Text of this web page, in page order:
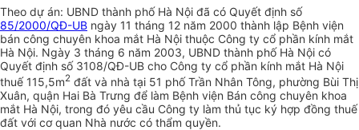
Theo dự án: UBND thành phố Hà Nội đã có Quyết định số
85/2000/QĐ-UB ngày 11 tháng 12 năm 2000 thành lập Bệnh viện
bán công chuyên khoa mắt Hà Nội thuộc Công ty cổ phần kính mắt
Hà Nội. Ngày 3 tháng 6 năm 2003, UBND thành phố Hà Nội có
Quyết định số 3108/QĐ-UB cho Công ty cổ phần kính mắt Hà Nội
thuế 115,5m2 đất và nhà tại 51 phố Trần Nhân Tông, phường Bùi Thị
Xuân, quận Hai Bà Trưng để làm Bệnh viện Bán công chuyên khoa
mắt Hà Nội, trong đó yêu cầu Công ty làm thủ tục ký hợp đồng thuế
đất với cơ quan Nhà nước có thẩm quyền.